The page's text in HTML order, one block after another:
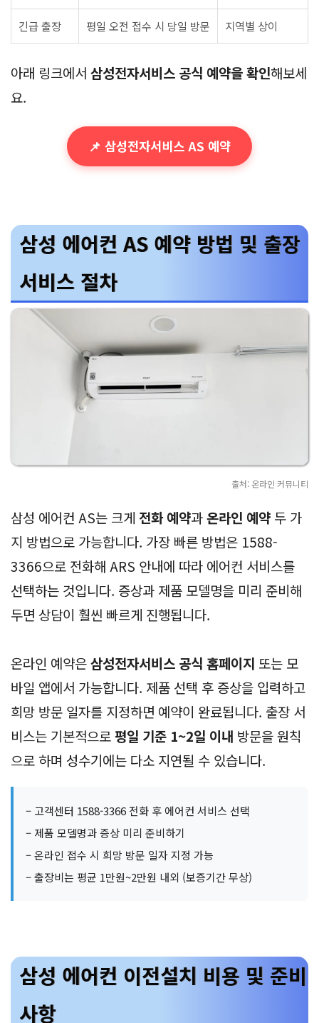
긴급 출장 평일 오전 접수 시 당일 방문 지역별 상이
아래 링크에서 삼성전자서비스 공식 예약을 확인해보세
요.
📌 삼성전자서비스 AS 예약
삼성 에어컨 AS 예약 방법 및 출장
서비스 절차
출처: 온라인 커뮤니티
삼성 에어컨 AS는 크게 전화 예약과온라인 예약 두 가
지 방법으로 가능합니다. 가장 빠른 방법은 1588-
3366으로 전화해 ARS 안내에 따라 에어컨 서비스를
선택하는 것입니다. 증상과 제품 모델명을 미리 준비해
두면 상담이 훨씬 빠르게 진행됩니다.
온라인 예약은삼성전자서비스 공식 홈페이지 또는 모
바일 앱에서 가능합니다. 제품 선택 후 증상을 입력하고
희망 방문 일자를 지정하면 예약이 완료됩니다. 출장 서
비스는 기본적으로평일 기준 1~2일 이내 방문을 원칙
으로 하며 성수기에는 다소 지연될 수 있습니다.
– 고객센터 1588-3366 전화 후 에어컨 서비스 선택
– 제품 모델명과 증상 미리 준비하기
– 온라인 접수 시 희망 방문 일자 지정 가능
– 출장비는 평균 1만원~2만원 내외 (보증기간 무상)
삼성 에어컨 이전설치 비용 및 준비
사항